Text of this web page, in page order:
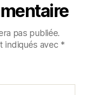
pas publiée.
indiqués avec *